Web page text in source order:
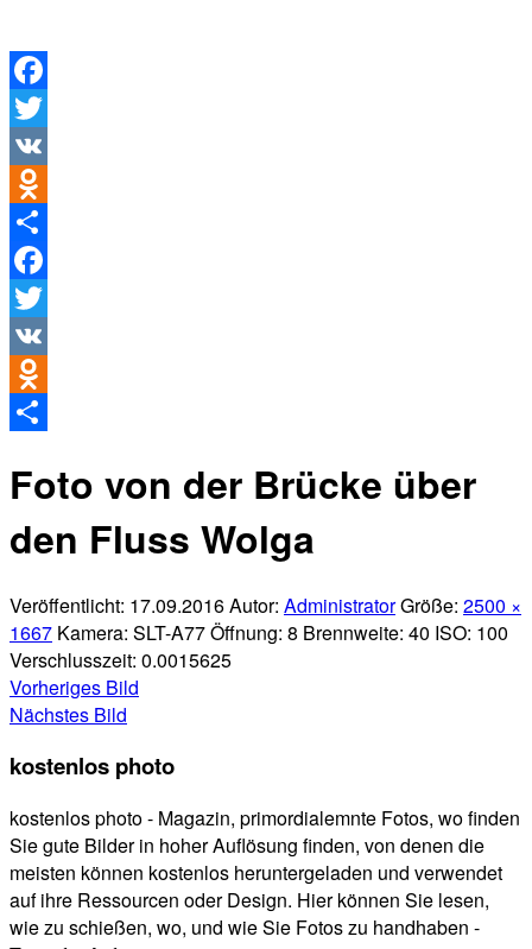
Facebook
Twitter
VK
Odnoklassniki
Teilen
Facebook
Twitter
VK
Odnoklassniki
Foto von der Brücke über
den Fluss Wolga
Veröffentlicht: 17.09.2016Autor: AdministratorGröße: 2500 ×
1667 Kamera: SLT-A77Öffnung: 8 Brennweite: 40 ISO: 100
Verschlusszeit: 0.0015625
Vorheriges Bild
Nächstes Bild
kostenlos photo
kostenlos photo - Magazin, primordialemnte Fotos, wo finden
Sie gute Bilder in hoher Auflösung finden, von denen die
meisten können kostenlos heruntergeladen und verwendet
auf ihre Ressourcen oder Design. Hier können Sie lesen,
wie zu schießen, wo, und wie Sie Fotos zu handhaben -